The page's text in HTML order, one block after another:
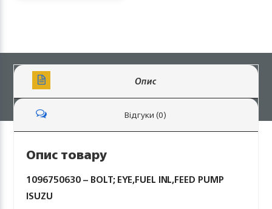
Опис
Відгуки (0)
Опис товару
1096750630 – BOLT; EYE,FUEL INL,FEED PUMP
ISUZU